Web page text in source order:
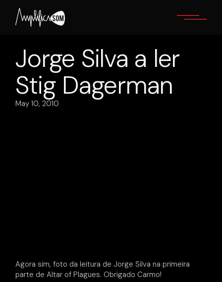
content
Jorge Silva a ler
Stig Dagerman
May 10, 2010
Agora sim, foto da leitura de Jorge Silva na primeira
parte de Altar of Plagues. Obrigado Carmo!